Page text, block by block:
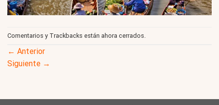
Comentarios y Trackbacks están ahora cerrados.
← Anterior
Siguiente →